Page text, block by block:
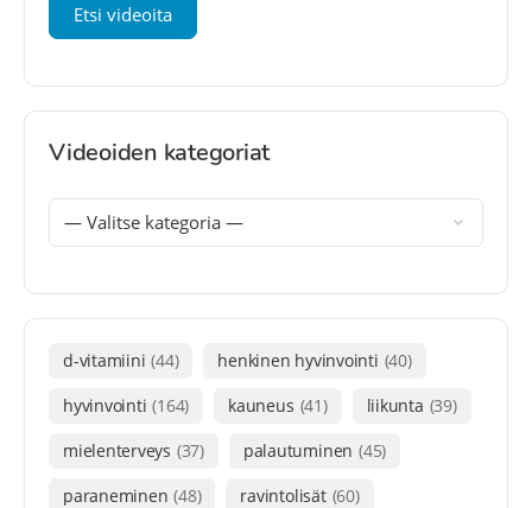
Videoiden kategoriat
d-vitamiini (44) henkinen hyvinvointi (40)
hyvinvointi (164) kauneus (41) liikunta (39)
mielenterveys (37) palautuminen (45)
paraneminen (48) ravintolisät (60)